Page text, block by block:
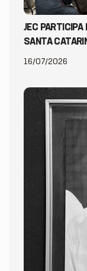
JEC PARTICIPA
SANTA
16/07/2026